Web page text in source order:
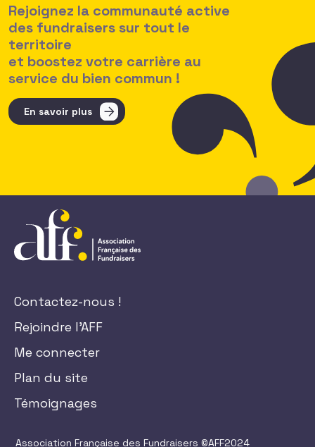
Rejoignez la communauté active
des fundraisers sur tout le
territoire
et boostez votre carrière au
service du bien commun !
En savoir plus
Contactez-nous !
Rejoindre l'AFF
Me connecter
Plan du site
Témoignages
Association Française des Fundraisers ©AFF2024